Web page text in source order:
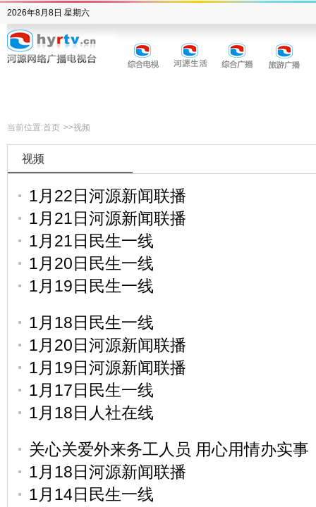
2026年8月8日 星期六
当前位置:首页 >>视频
视频
1月22日河源新闻联播
1月21日河源新闻联播
1月21日民生一线
1月20日民生一线
1月19日民生一线
1月18日民生一线
1月20日河源新闻联播
1月19日河源新闻联播
1月17日民生一线
1月18日人社在线
关心关爱外来务工人员 用心用情办实事
1月18日河源新闻联播
1月14日民生一线